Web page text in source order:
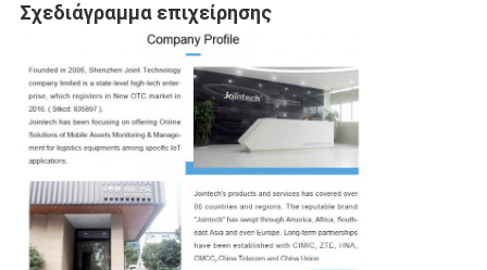
Σχεδιάγραμμα επιχείρησης